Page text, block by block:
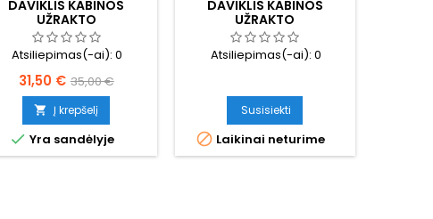
DAVIKLIS KABINOS
UŽRAKTO
Atsiliepimas(-ai):0
Kaina
31,50 € Bazinė
kaina
35,00 €
 Į krepšelį
 Yra sandėlyje
DAVIKLIS KABINOS
UŽRAKTO
Atsiliepimas(-ai): 0
Susisiekti
 Laikinai neturime